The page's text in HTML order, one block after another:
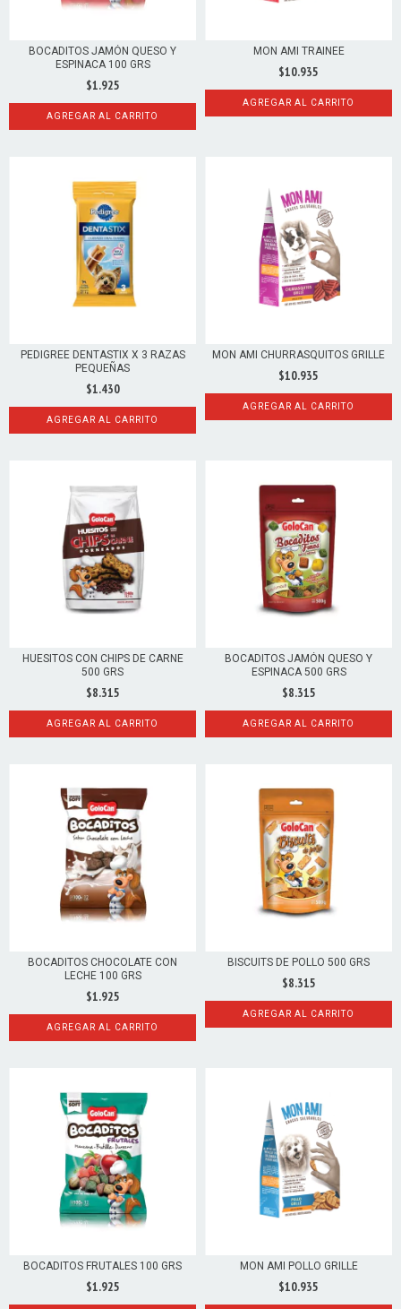
BOCADITOS JAMÓN QUESO Y
ESPINACA 100 GRS
$1.925
AGREGAR AL CARRITO
MON AMI TRAINEE
$10.935
AGREGAR AL CARRITO
PEDIGREE DENTASTIX X 3 RAZAS
PEQUEÑAS
$1.430
AGREGAR AL CARRITO
MON AMI CHURRASQUITOS GRILLE
$10.935
AGREGAR AL CARRITO
HUESITOS CON CHIPS DE CARNE
500 GRS
$8.315
AGREGAR AL CARRITO
BOCADITOS JAMÓN QUESO Y
ESPINACA 500 GRS
$8.315
AGREGAR AL CARRITO
BOCADITOS CHOCOLATE CON
LECHE 100 GRS
$1.925
AGREGAR AL CARRITO
BISCUITS DE POLLO 500 GRS
$8.315
AGREGAR AL CARRITO
BOCADITOS FRUTALES 100 GRS
$1.925
MON AMI POLLO GRILLE
$10.935